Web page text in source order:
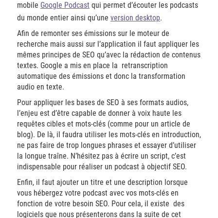
mobile Google Podcast qui permet d’écouter les podcasts
du monde entier ainsi qu’une version desktop.
Afin de remonter ses émissions sur le moteur de
recherche mais aussi sur l’application il faut appliquer les
mêmes principes de SEO qu’avec la rédaction de contenus
textes. Google a mis en place la retranscription
automatique des émissions et donc la transformation
audio en texte.
Pour appliquer les bases de SEO à ses formats audios,
l’enjeu est d’être capable de donner à voix haute les
requêtes cibles et mots-clés (comme pour un article de
blog). De là, il faudra utiliser les mots-clés en introduction,
ne pas faire de trop longues phrases et essayer d’utiliser
la longue traîne. N’hésitez pas à écrire un script, c’est
indispensable pour réaliser un podcast à objectif SEO.
Enfin, il faut ajouter un titre et une description lorsque
vous hébergez votre podcast avec vos mots-clés en
fonction de votre besoin SEO. Pour cela, il existe des
logiciels que nous présenterons dans la suite de cet